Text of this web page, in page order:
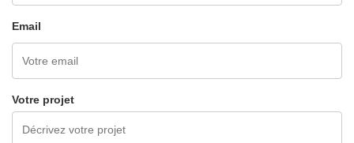
Email
Votre projet